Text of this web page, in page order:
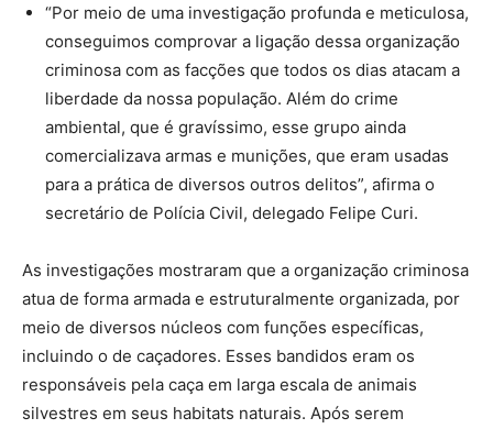
“Por meio de uma investigação profunda e meticulosa,
conseguimos comprovar a ligação dessa organização
criminosa com as facções que todos os dias atacam a
liberdade da nossa população. Além do crime
ambiental, que é gravíssimo, esse grupo ainda
comercializava armas e munições, que eram usadas
para a prática de diversos outros delitos”, afirma o
secretário de Polícia Civil, delegado Felipe Curi.
As investigações mostraram que a organização criminosa
atua de forma armada e estruturalmente organizada, por
meio de diversos núcleos com funções específicas,
incluindo o de caçadores. Esses bandidos eram os
responsáveis pela caça em larga escala de animais
silvestres em seus habitats naturais. Após serem